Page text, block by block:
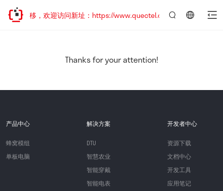
址已迁移，欢迎访问新址：https://www.quectel.com.cn
Thanks for your attention!
产品中心
蜂窝模组
单板电脑
解决方案
DTU
智慧农业
智能穿戴
智能电表
开发者中心
资源下载
文档中心
开发工具
应用笔记